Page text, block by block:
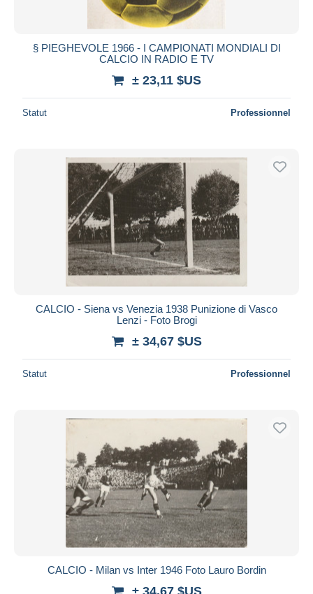
§ PIEGHEVOLE 1966 - I CAMPIONATI MONDIALI DI
CALCIO IN RADIO E TV
± 23,11 $US
Statut Professionnel
CALCIO - Siena vs Venezia 1938 Punizione di Vasco
Lenzi - Foto Brogi
± 34,67 $US
Statut Professionnel
CALCIO - Milan vs Inter 1946 Foto Lauro Bordin
± 34,67 $US